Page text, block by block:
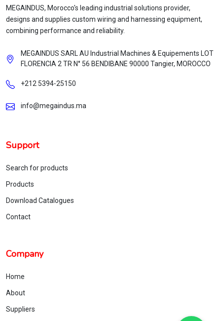
MEGAINDUS, Morocco's leading industrial solutions provider,
designs and supplies custom wiring and harnessing equipment,
combining performance and reliability.
MEGAINDUS SARL AU Industrial Machines & Equipements LOT
FLORENCIA 2 TR N° 56 BENDIBANE 90000 Tangier, MOROCCO
+212 5394‑25150
info@megaindus.ma
Support
Search for products
Products
Download Catalogues
Contact
Company
Home
About
Suppliers